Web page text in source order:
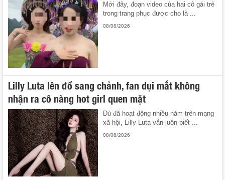
Mới đây, đoạn video của hai cô gái trẻ
trong trang phục được cho là ...
08/08/2026
Lilly Luta lên đồ sang chảnh, fan dụi mắt không
nhận ra cô nàng hot girl quen mặt
Dù đã hoạt động nhiều năm trên mạng
xã hội, Lilly Luta vẫn luôn biết ...
08/08/2026